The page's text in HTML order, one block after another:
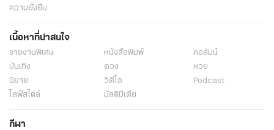
ความยั่งยืน
เนื้อหาที่น่าสนใจ
รายงานพิเศษ หนังสือพิมพ์
คอลัมน์
บันเทิง
ดวง
หวย
นิยาย
วิดีโอ
Podcast
ไลฟ์สไตล์
มัลติมีเดีย
กีฬา